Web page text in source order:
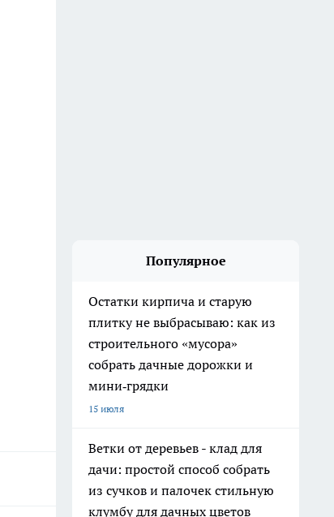
Популярное
Остатки кирпича и старую
плитку не выбрасываю: как из
строительного «мусора»
собрать дачные дорожки и
мини‑грядки
15 июля
Ветки от деревьев - клад для
дачи: простой способ собрать
из сучков и палочек стильную
клумбу для дачных цветов